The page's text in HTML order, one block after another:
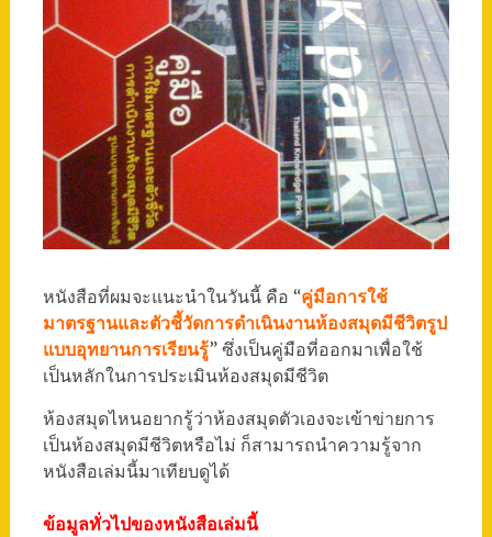
หนังสือที่ผมจะแนะนำในวันนี้ คือ “คู่มือการใช้
มาตรฐานและตัวชี้วัดการดำเนินงานห้องสมุดมีชีวิตรูป
แบบอุทยานการเรียนรู้” ซึ่งเป็นคู่มือที่ออกมาเพื่อใช้
เป็นหลักในการประเมินห้องสมุดมีชีวิต
ห้องสมุดไหนอยากรู้ว่าห้องสมุดตัวเองจะเข้าข่ายการ
เป็นห้องสมุดมีชีวิตหรือไม่ ก็สามารถนำความรู้จาก
หนังสือเล่มนี้มาเทียบดูได้
ข้อมูลทั่วไปของหนังสือเล่มนี้